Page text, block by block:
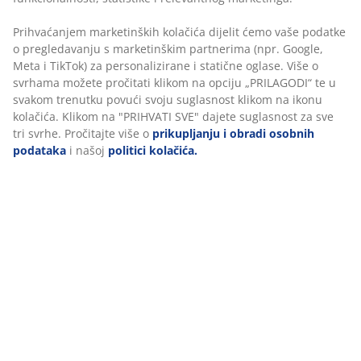
Podaci o proizvodu
Komentari
(267)
"PRIHVATI SVE" dajete suglasnost za sve tri svrhe.
Pročitajte više o prikupljanju i obradi osobnih
podatakai našojpolitici kolačića.